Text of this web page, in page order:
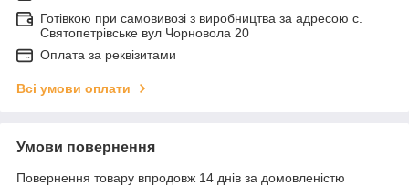
Готівкою при самовивозі з виробництва за адресою с.
Святопетрівське вул Чорновола 20
Оплата за реквізитами
Всі умови оплати
Умови повернення
Повернення товару впродовж 14 днів за домовленістю